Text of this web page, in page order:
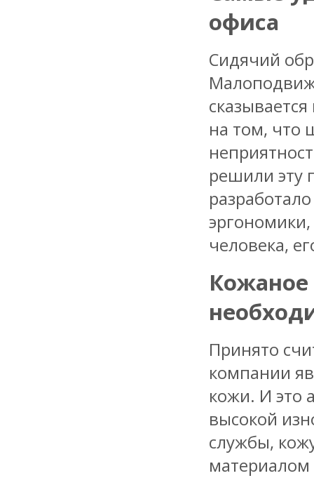
офиса
Сидячий
на том, что
решили эту
человека,
Кожаное
Принято
компании
кожи. И это
высокой
службы,